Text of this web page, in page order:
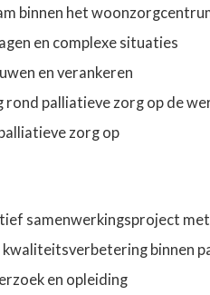
binnen het
en complexe situaties
en verankeren
palliatieve zorg op de
zorg op
samenwerkingsproject
kwaliteitsverbetering binnen
en opleiding